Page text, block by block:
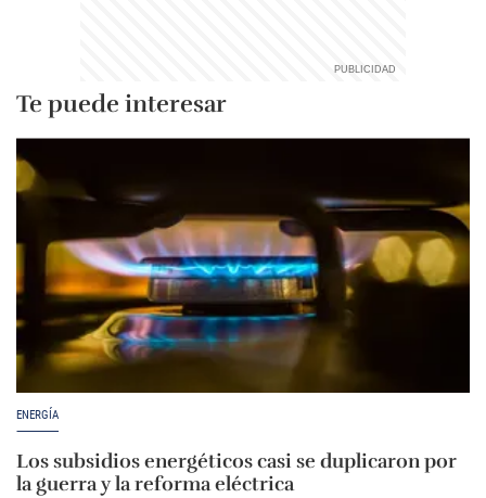
Te puede interesar
ENERGÍA
Los subsidios energéticos casi se duplicaron por
la guerra y la reforma eléctrica